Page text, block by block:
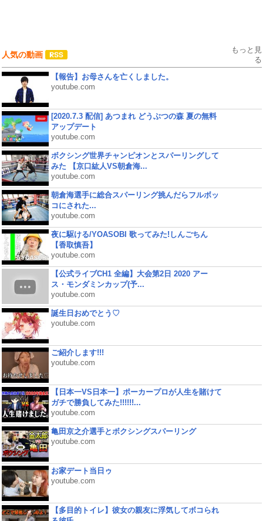
人気の動画
もっと見
る
【報告】お母さんを亡くしました。
youtube.com
[2020.7.3 配信] あつまれ どうぶつの森 夏の無料
アップデート
youtube.com
ボクシング世界チャンピオンとスパーリングして
みた 【京口紘人VS朝倉海...
youtube.com
朝倉海選手に総合スパーリング挑んだらフルボッ
コにされた...
youtube.com
夜に駆ける/YOASOBI 歌ってみた!しんごちん
【香取慎吾】
youtube.com
【公式ライブCH1 全編】大会第2日 2020 アー
ス・モンダミンカップ(予...
youtube.com
誕生日おめでとう♡
youtube.com
ご紹介します!!!
youtube.com
【日本一VS日本一】ポーカープロが人生を賭けて
ガチで勝負してみた!!!!!!...
youtube.com
亀田京之介選手とボクシングスパーリング
youtube.com
お家デート当日ゥ
youtube.com
【多目的トイレ】彼女の親友に浮気してボコられ